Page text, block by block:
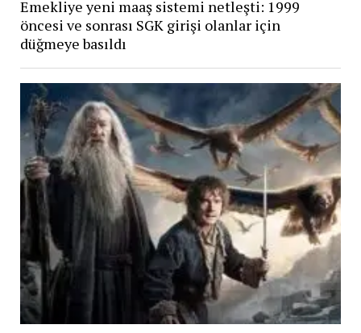
Emekliye yeni maaş sistemi netleşti: 1999
öncesi ve sonrası SGK girişi olanlar için
düğmeye basıldı